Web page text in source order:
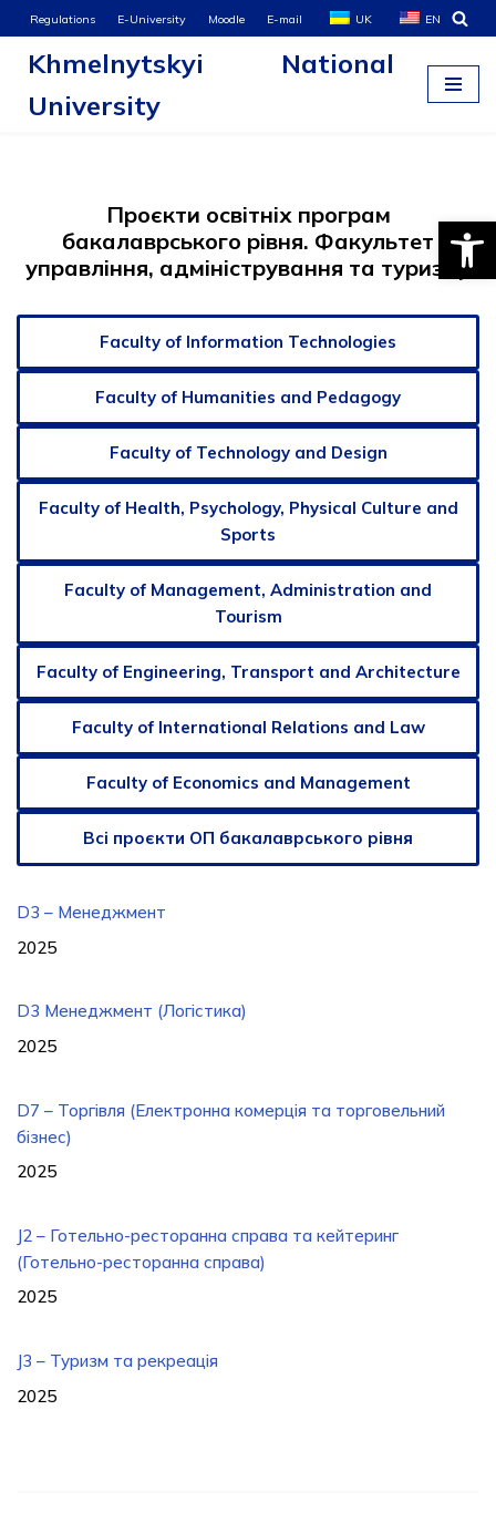
Skip
content
Regulations E-University Moodle E-mail UK EN
Khmelnytskyi National
University
Проєкти освітніх програм
бакалаврського рівня. Факультет
управління, адміністрування та туризму
Faculty of Information Technologies
Faculty of Humanities and Pedagogy
Faculty of Technology and Design
Faculty of Health, Psychology, Physical Culture and
Sports
Faculty of Management, Administration and
Tourism
Faculty of Engineering, Transport and Architecture
Faculty of International Relations and Law
Faculty of Economics and Management
Всі проєкти ОП бакалаврського рівня
D3 – Менеджмент
2025
D3 Менеджмент (Логістика)
2025
D7 – Торгівля (Електронна комерція та торговельний
бізнес)
2025
J2 – Готельно-ресторанна справа та кейтеринг
(Готельно-ресторанна справа)
2025
J3 – Туризм та рекреація
2025